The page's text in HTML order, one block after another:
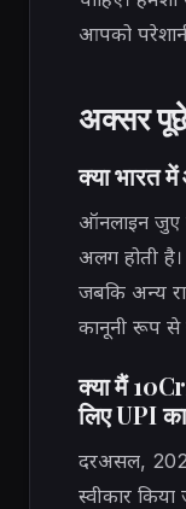
आपको
अक्सर
क्या भारत
ऑनलाइन जुए
अलग होती
जबकि अन्य
कानूनी रूप से
क्या मैं
लिए UPI
दरअसल,
स्वीकार